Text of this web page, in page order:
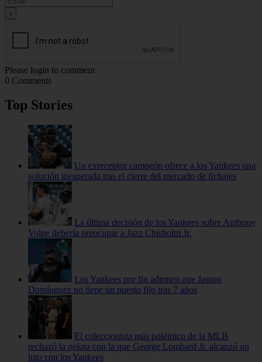
Please login to comment
0 Comments
Top Stories
Un exreceptor campeón ofrece a los Yankees una
solución inesperada tras el cierre del mercado de fichajes
La última decisión de los Yankees sobre Anthony
Volpe debería preocupar a Jazz Chisholm Jr.
Los Yankees por fin admiten que Jasson
Domínguez no tiene un puesto fijo tras 7 años
El coleccionista más polémico de la MLB
rechazó la pelota con la que George Lombard Jr. alcanzó un
hito con los Yankees